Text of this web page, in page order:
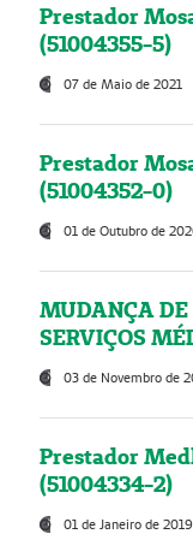
Prestador
(51004355-5)
07 de Maio de 2021
Prestador
(51004352-0)
01 de Outubro de
MUDANÇA DE
SERVIÇOS
03 de Novembro de
Prestador
(51004334-2)
01 de Janeiro de 2019